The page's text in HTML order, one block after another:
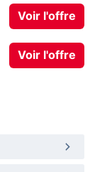
Voir l'offre
Voir l'offre